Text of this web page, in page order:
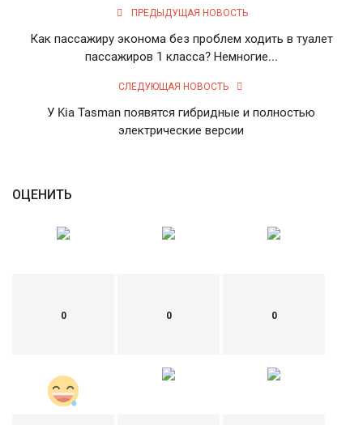
ПРЕДЫДУЩАЯ НОВОСТЬ
Как пассажиру эконома без проблем ходить в туалет
пассажиров 1 класса? Немногие...
СЛЕДУЮЩАЯ НОВОСТЬ
У Kia Tasman появятся гибридные и полностью
электрические версии
ОЦЕНИТЬ
0 0 0